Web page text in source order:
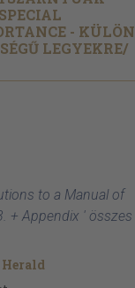
- KÜLÖN
LEGYEKRE/
to a Manual of
+ Appendix ' összes
Herald